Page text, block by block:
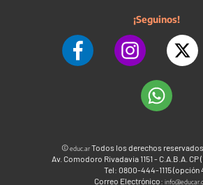
¡Seguinos!
©educ.arTodos los derechos
Av. Comodoro Rivadavia 1151 - C.A.B.A. CP
Tel: 0800-444-1115 (opción
Correo Electrónico: